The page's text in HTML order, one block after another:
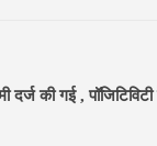
की गई ,